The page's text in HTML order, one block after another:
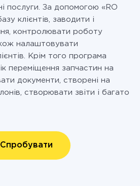
послуги. За допомогою «RO
клієнтів, заводити і
контролювати роботу
налаштовувати
Крім того програма
переміщення запчастин на
документи, створені на
створювати звіти і багато
Спробувати